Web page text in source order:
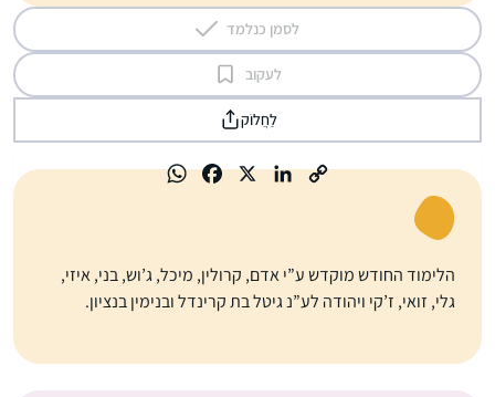
לסמן כנלמד
לעקוב
לַחֲלוֹק
הלימוד החודש מוקדש ע”י אדם, קרולין, מיכל, ג’וש, בני, איזי,
גלי, זואי, ז’קי ויהודה לע”נ גיטל בת קרינדל ובנימין בנציון.